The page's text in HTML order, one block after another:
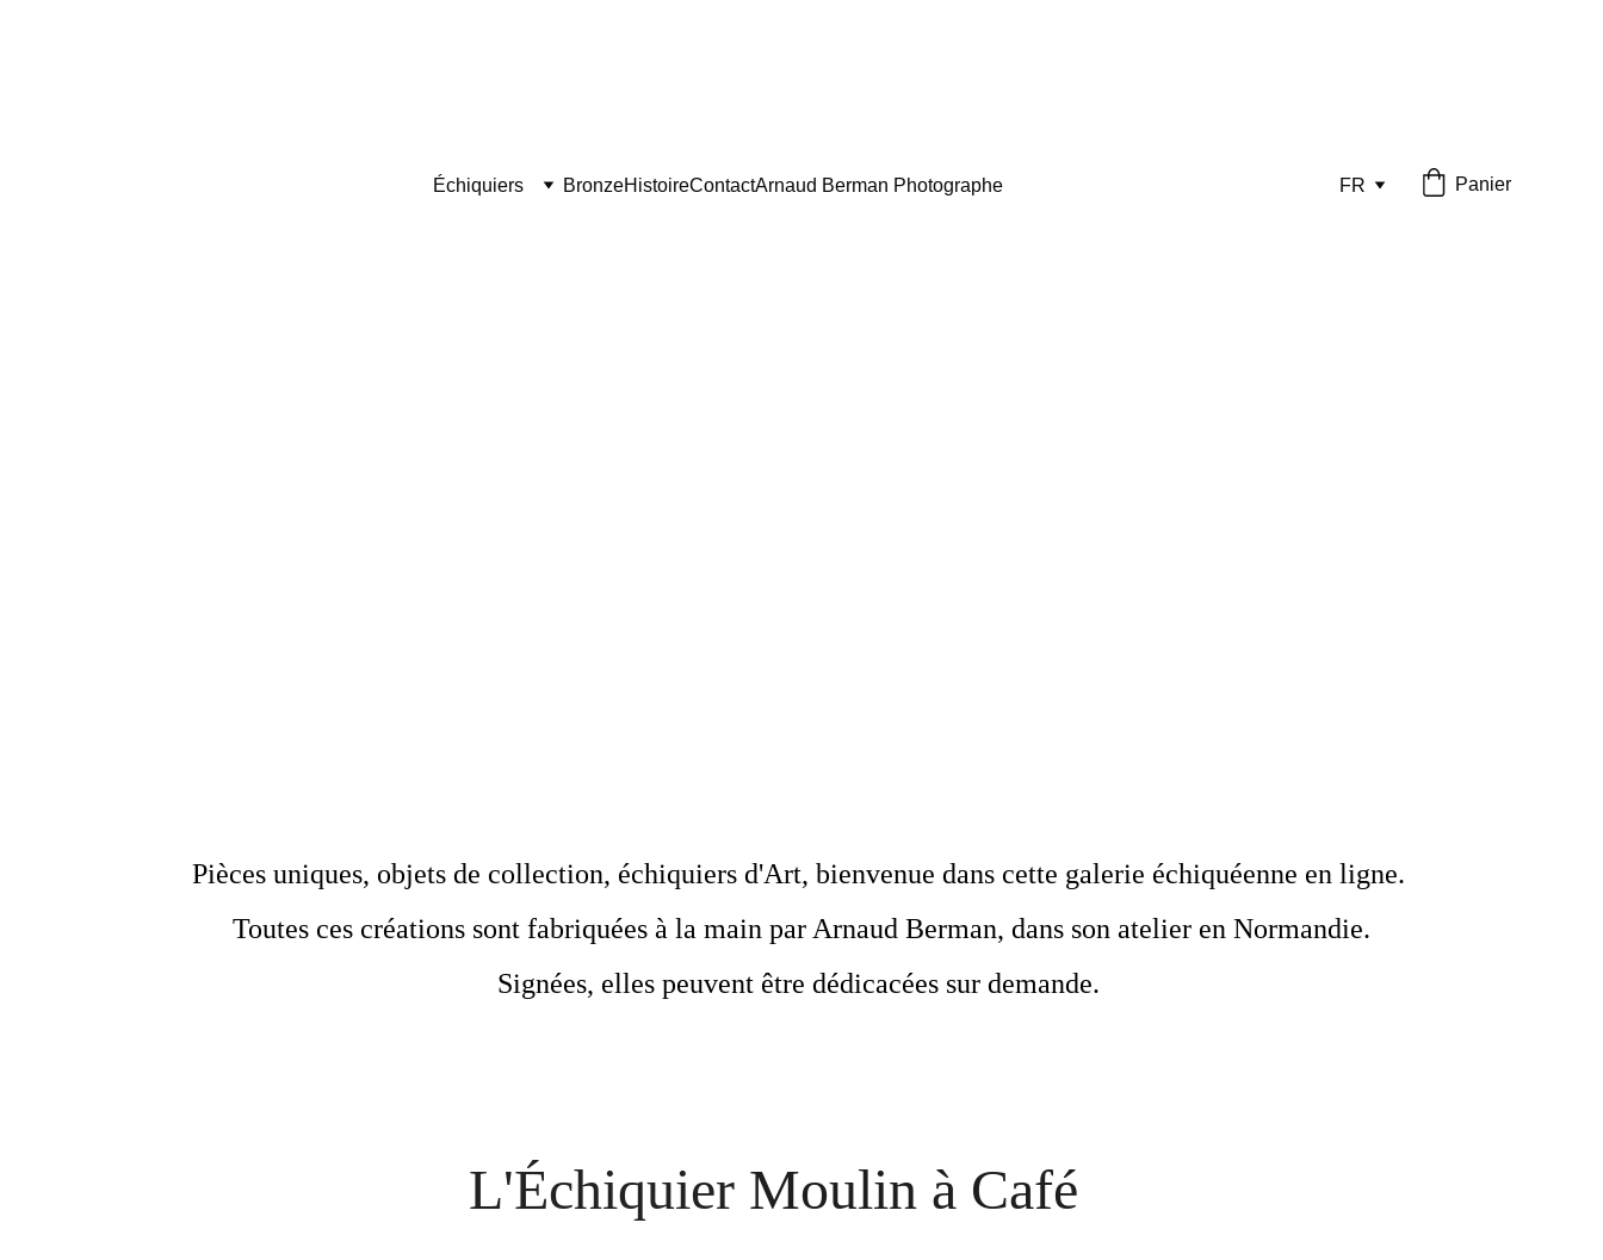
Échiquiers BronzeHistoireContactArnaud Berman Photographe FR Panier
Pièces uniques, objets de collection, échiquiers d'Art, bienvenue dans cette galerie échiquéenne en ligne.
Toutes ces créations sont fabriquées à la main par Arnaud Berman, dans son atelier en Normandie.
Signées, elles peuvent être dédicacées sur demande.
L'Échiquier Moulin à Café